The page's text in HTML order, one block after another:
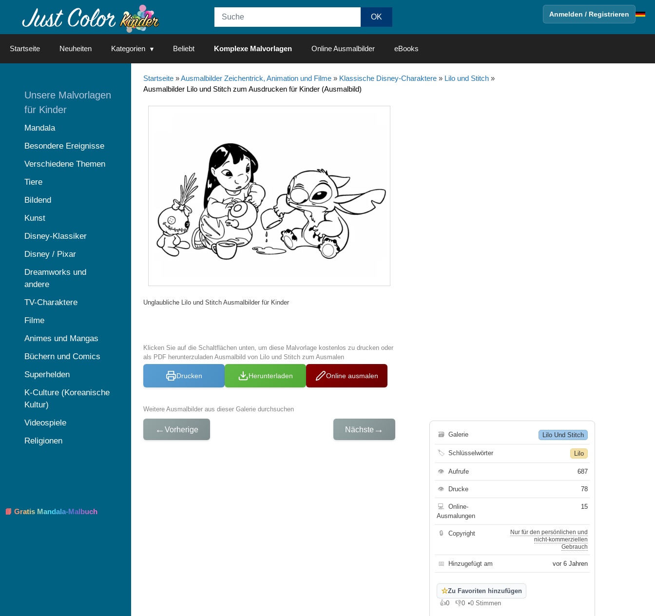
Anmelden / Registrieren
Startseite Neuheiten Kategorien Beliebt Komplexe Malvorlagen Online Ausmalbilder eBooks
Startseite»Ausmalbilder Zeichentrick, Animation und Filme» Klassische Disney-Charaktere» Lilo und Stitch»
Ausmalbilder Lilo und Stitch zum Ausdrucken für Kinder (Ausmalbild)
Unglaubliche Lilo und Stitch Ausmalbilder für Kinder
Klicken Sie auf die Schaltflächen unten, um diese Malvorlage kostenlos zu drucken oder
als PDF herunterzuladen Ausmalbild von Lilo und Stitch zum Ausmalen
Drucken Herunterladen Online ausmalen
Weitere Ausmalbilder aus dieser Galerie durchsuchen
← Vorherige Nächste → 🗃 Galerie Lilo Und Stitch
🏷 Schlüsselwörter Lilo
👁 Aufrufe 687
👁 Drucke 78
💻
Online-
Ausmalungen
15
🔒 Copyright
Nur für den persönlichen und
nicht-kommerziellen
Gebrauch
📅 Hinzugefügt am vor 6 Jahren
☆Zu Favoriten hinzufügen
👍0
Gefällt mir
👎0
Gefällt mir nicht
•0 Stimmen
Unsere Malvorlagen
für Kinder
Mandala
Besondere Ereignisse
Verschiedene Themen
Tiere
Bildend
Kunst
Disney-Klassiker
Disney / Pixar
Dreamworks und
andere
TV-Charaktere
Filme
Animes und Mangas
Büchern und Comics
Superhelden
K-Culture (Koreanische
Kultur)
Videospiele
Religionen
📘 Gratis Mandala-Malbuch